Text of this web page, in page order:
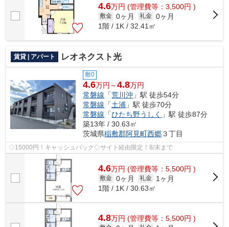
4.6万円 (管理費等：3,500円 )
敷金 0ヶ月 礼金 0ヶ月
1階 / 1K / 32.41㎡
賃貸 | アパート レオネクスト光
敷0
4.6万円～4.8万円
常磐線 「荒川沖 」駅 徒歩54分
常磐線 「土浦 」駅 徒歩70分
常磐線 「ひたち野うしく
」駅 徒歩87分
築13年 / 30.63㎡
茨城県稲敷郡阿見町西郷３丁目
◇15000円！キャッシュバック◇サイト経由限定！8/末まで
4.6万円 (管理費等：5,500円 )
敷金 0ヶ月 礼金
1ヶ月
1階 / 1K / 30.63㎡
4.8万円 (管理費等：5,500円 )